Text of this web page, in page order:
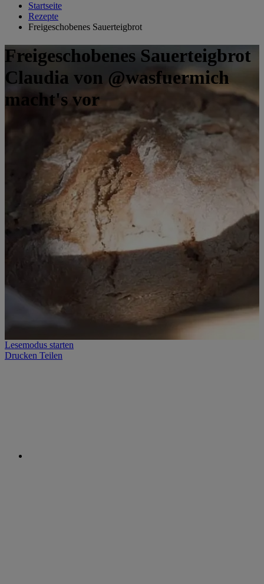
Startseite
Rezepte
Freigeschobenes Sauerteigbrot
Freigeschobenes Sauerteigbrot
Claudia von @wasfuermich
macht's vor
Lesemodus starten
Drucken Teilen